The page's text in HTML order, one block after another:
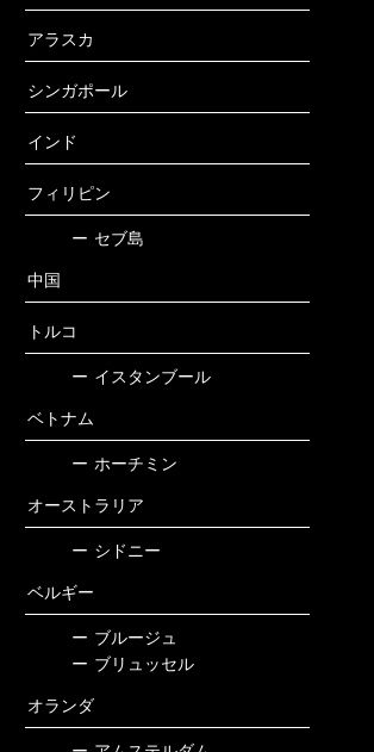
アラスカ
シンガポール
インド
フィリピン
ー セブ島
中国
トルコ
ー イスタンブール
ベトナム
ー ホーチミン
オーストラリア
ー シドニー
ベルギー
ー ブルージュ
ー ブリュッセル
オランダ